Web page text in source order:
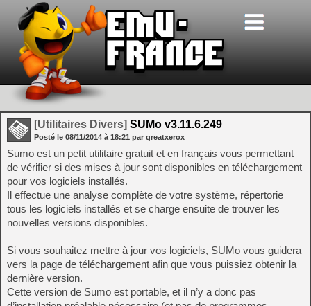
[Utilitaires Divers] SUMo v3.11.6.249
Posté le 08/11/2014 à 18:21 par greatxerox
Sumo est un petit utilitaire gratuit et en français vous permettant
de vérifier si des mises à jour sont disponibles en téléchargement
pour vos logiciels installés.
Il effectue une analyse complète de votre système, répertorie
tous les logiciels installés et se charge ensuite de trouver les
nouvelles versions disponibles.
Si vous souhaitez mettre à jour vos logiciels, SUMo vous guidera
vers la page de téléchargement afin que vous puissiez obtenir la
dernière version.
Cette version de Sumo est portable, et il n’y a donc pas